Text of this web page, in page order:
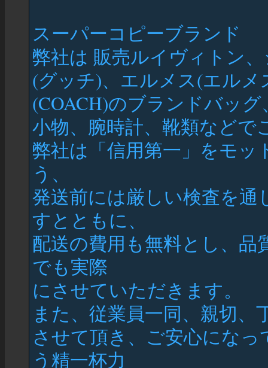
スーパーコピーブランド
弊社は 販売ルイヴィトン
(グッチ)、エルメス(エル
(COACH)のブランドバッグ
小物、腕時計、靴類などで
弊社は「信用第一」をモ
う、
発送前には厳しい検査を
すとともに、
配送の費用も無料とし、
でも実際
にさせていただきます。
また、従業員一同、親切、
させて頂き、ご安心にな
う精一杯力